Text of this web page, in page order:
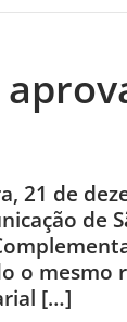
21 de
de
o mesmo
[…]